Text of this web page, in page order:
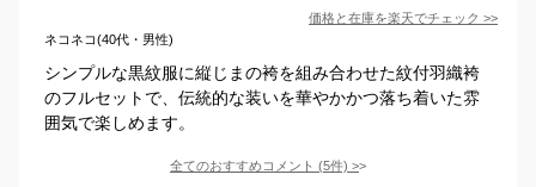
価格と在庫を楽天でチェック >>
ネコネコ(40代・男性)
シンプルな黒紋服に縦じまの袴を組み合わせた紋付羽織袴
のフルセットで、伝統的な装いを華やかかつ落ち着いた雰
囲気で楽しめます。
全てのおすすめコメント (5件) >